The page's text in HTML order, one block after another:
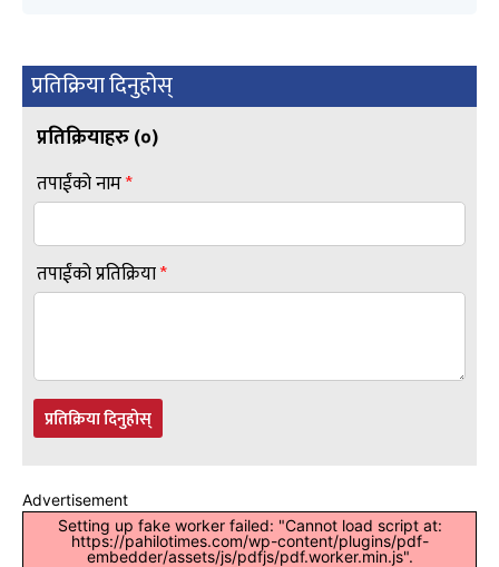
प्रतिक्रिया दिनुहोस्
प्रतिक्रियाहरु (०)
तपाईंको नाम*
तपाईंको प्रतिक्रिया*
प्रतिक्रिया दिनुहोस्
Advertisement
Setting up fake worker failed: "Cannot load script at:
https://pahilotimes.com/wp-content/plugins/pdf-
embedder/assets/js/pdfjs/pdf.worker.min.js".